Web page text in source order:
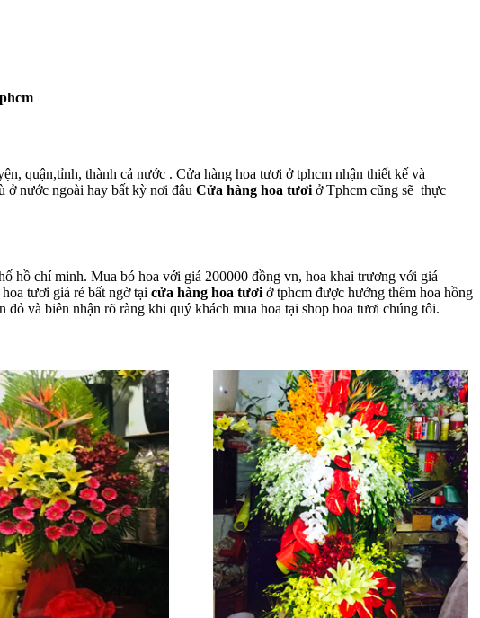
quận,tỉnh, thành cả nước . Cửa hàng hoa tươi ở tphcm nhận thiết kế và
ở nước ngoài hay bất kỳ nơi đâu Cửa hàng hoa tươi ở Tphcm cũng sẽ thực
hồ chí minh. Mua bó hoa với giá 200000 đồng vn, hoa khai trương với giá
tươi giá rẻ bất ngờ tại cửa hàng hoa tươi ở tphcm được hưởng thêm hoa hồng
đỏ và biên nhận rõ ràng khi quý khách mua hoa tại shop hoa tươi chúng tôi.